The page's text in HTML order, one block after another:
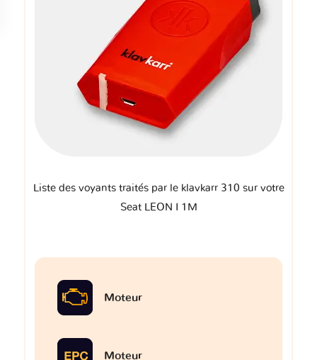
Liste des voyants traités par le klavkarr 310 sur votre
Seat LEON I 1M
Moteur
Moteur